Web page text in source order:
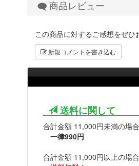
商品レビュー
この商品に対するご感想をぜひ
新規コメントを書き込む
送料に関して
合計金額 11,000円未満の場合
一律990円
合計金額 11,000円以上の場合